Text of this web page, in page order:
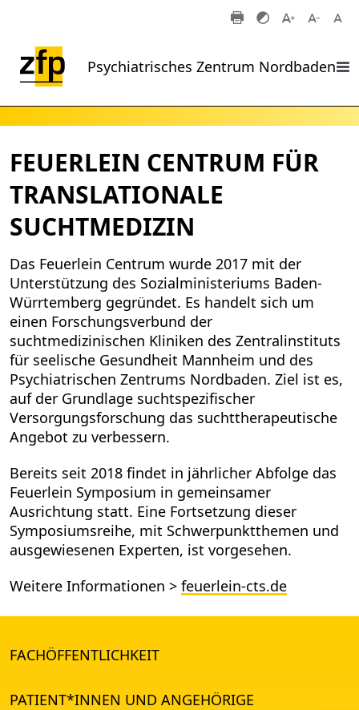
Psychiatrisches Zentrum Nordbaden
FEUERLEIN CENTRUM FÜR
TRANSLATIONALE
SUCHTMEDIZIN
Das Feuerlein Centrum wurde 2017 mit der
Unterstützung des Sozialministeriums Baden-
Würrtemberg gegründet. Es handelt sich um
einen Forschungsverbund der
suchtmedizinischen Kliniken des Zentralinstituts
für seelische Gesundheit Mannheim und des
Psychiatrischen Zentrums Nordbaden. Ziel ist es,
auf der Grundlage suchtspezifischer
Versorgungsforschung das suchttherapeutische
Angebot zu verbessern.
Bereits seit 2018 findet in jährlicher Abfolge das
Feuerlein Symposium in gemeinsamer
Ausrichtung statt. Eine Fortsetzung dieser
Symposiumsreihe, mit Schwerpunktthemen und
ausgewiesenen Experten, ist vorgesehen.
Weitere Informationen > feuerlein-cts.de
FACHÖFFENTLICHKEIT
PATIENT*INNEN UND ANGEHÖRIGE